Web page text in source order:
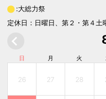
:大総力祭
定休日：日曜日、第２・第４土
日 月 火
26 27 28